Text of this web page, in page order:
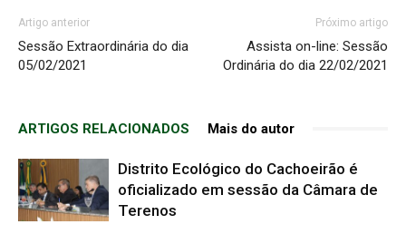
Artigo anterior
Sessão Extraordinária do dia
05/02/2021
Próximo artigo
Assista on-line: Sessão
Ordinária do dia 22/02/2021
ARTIGOS RELACIONADOS Mais do autor
Distrito Ecológico do Cachoeirão é
oficializado em sessão da Câmara de
Terenos